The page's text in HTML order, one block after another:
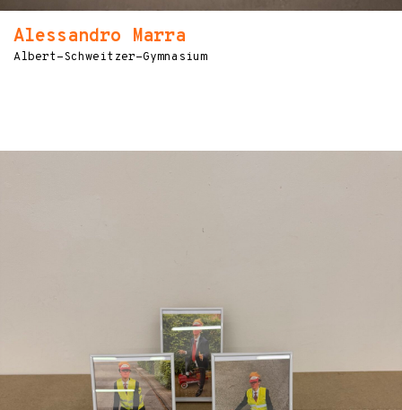
Alessandro Marra
Albert-Schweitzer-Gymnasium